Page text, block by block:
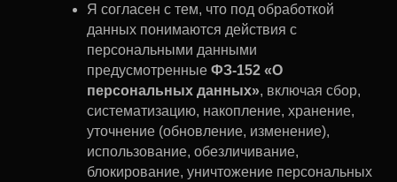
Я согласен с тем, что под обработкой
данных понимаются действия с
персональными данными
предусмотренные ФЗ-152 «О
персональных данных», включая сбор,
систематизацию, накопление, хранение,
уточнение (обновление, изменение),
использование, обезличивание,
блокирование, уничтожение персональных